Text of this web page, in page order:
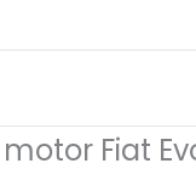
Fiat